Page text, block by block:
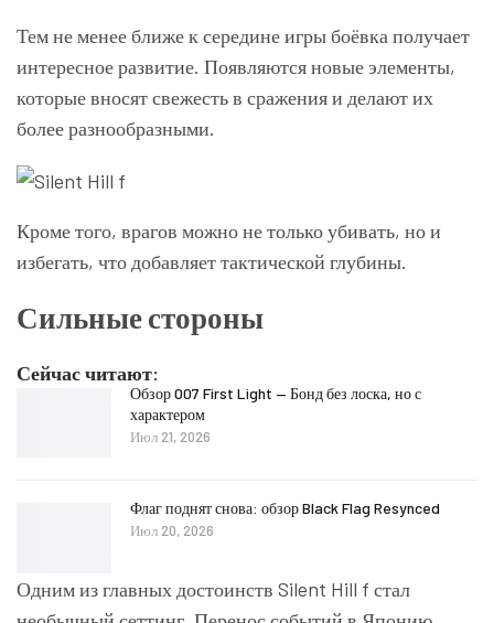
Тем не менее ближе к середине игры боёвка получает
интересное развитие. Появляются новые элементы,
которые вносят свежесть в сражения и делают их
более разнообразными.
Кроме того, врагов можно не только убивать, но и
избегать, что добавляет тактической глубины.
Сильные стороны
Сейчас читают:
Обзор 007 First Light — Бонд без лоска, но с
характером
Июл 21, 2026
Флаг поднят снова: обзор Black Flag Resynced
Июл 20, 2026
Одним из главных достоинств Silent Hill f стал